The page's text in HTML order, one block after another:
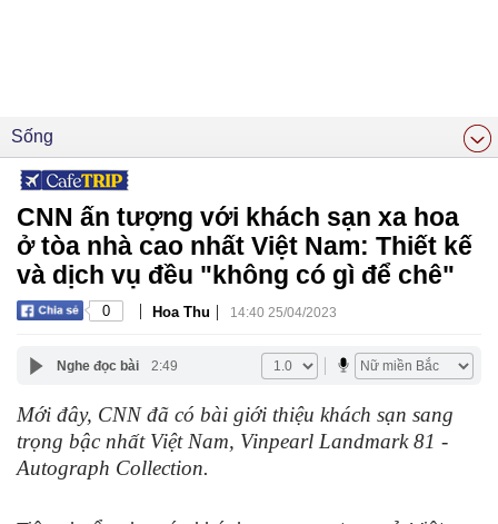
Sống
CNN ấn tượng với khách sạn xa hoa
ở tòa nhà cao nhất Việt Nam: Thiết kế
và dịch vụ đều "không có gì để chê"
0 | Hoa Thu | 14:40 25/04/2023
Nghe đọc bài 2:49
Mới đây, CNN đã có bài giới thiệu khách sạn sang
trọng bậc nhất Việt Nam, Vinpearl Landmark 81 -
Autograph Collection.